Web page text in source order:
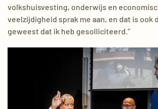
volkshuisvesting, onderwijs en
veelzijdigheid sprak me aan, en dat is ook
geweest dat ik heb gesolliciteerd.”